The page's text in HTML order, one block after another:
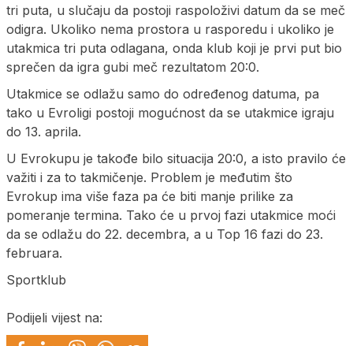
tri puta, u slučaju da postoji raspoloživi datum da se meč
odigra. Ukoliko nema prostora u rasporedu i ukoliko je
utakmica tri puta odlagana, onda klub koji je prvi put bio
sprečen da igra gubi meč rezultatom 20:0.
Utakmice se odlažu samo do određenog datuma, pa
tako u Evroligi postoji mogućnost da se utakmice igraju
do 13. aprila.
U Evrokupu je takođe bilo situacija 20:0, a isto pravilo će
važiti i za to takmičenje. Problem je međutim što
Evrokup ima više faza pa će biti manje prilike za
pomeranje termina. Tako će u prvoj fazi utakmice moći
da se odlažu do 22. decembra, a u Top 16 fazi do 23.
februara.
Sportklub
Podijeli vijest na: